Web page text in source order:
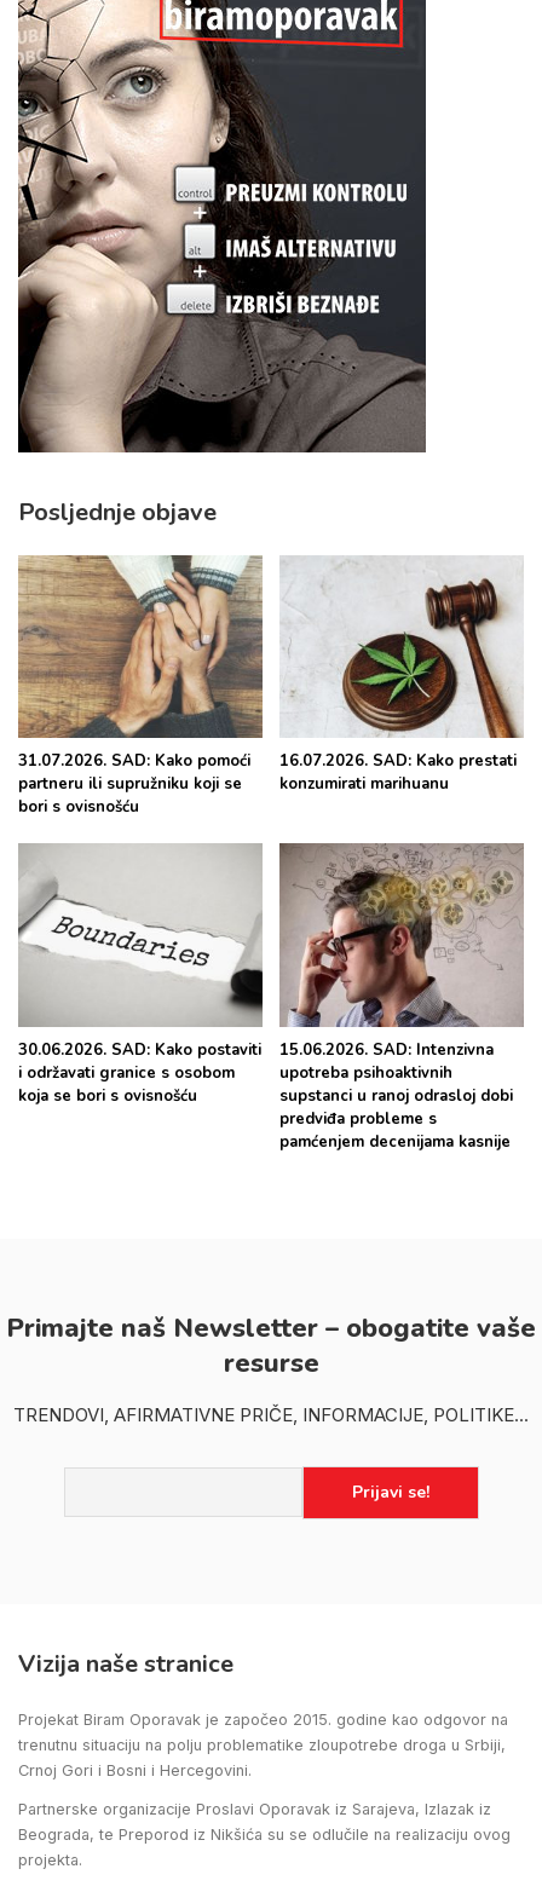
Posljednje objave
31.07.2026. SAD: Kako pomoći
partneru ili supružniku koji se
bori s ovisnošću
16.07.2026. SAD: Kako prestati
konzumirati marihuanu
30.06.2026. SAD: Kako postaviti
i održavati granice s osobom
koja se bori s ovisnošću
15.06.2026. SAD: Intenzivna
upotreba psihoaktivnih
supstanci u ranoj odrasloj dobi
predviđa probleme s
pamćenjem decenijama kasnije
Primajte naš Newsletter – obogatite vaše
resurse
TRENDOVI, AFIRMATIVNE PRIČE, INFORMACIJE, POLITIKE...
Vizija naše stranice
Projekat Biram Oporavak je započeo 2015. godine kao odgovor na
trenutnu situaciju na polju problematike zloupotrebe droga u Srbiji,
Crnoj Gori i Bosni i Hercegovini.
Partnerske organizacije Proslavi Oporavak iz Sarajeva, Izlazak iz
Beograda, te Preporod iz Nikšića su se odlučile na realizaciju ovog
projekta.